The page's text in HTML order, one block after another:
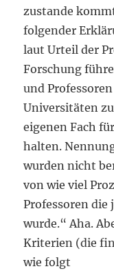
zustande
folgender
laut Urteil der
Forschung
und
Universitäten
eigenen Fach
halten.
wurden nicht
von wie viel
Professoren die
wurde.“ Aha.
Kriterien (die
wie folgt